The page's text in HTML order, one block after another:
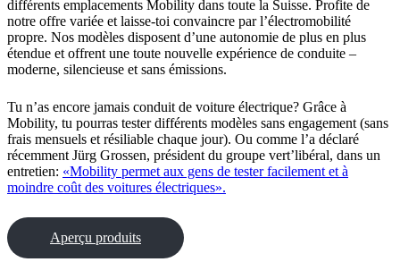
différents emplacements Mobility dans toute la Suisse. Profite de
notre offre variée et laisse-toi convaincre par l’électromobilité
propre. Nos modèles disposent d’une autonomie de plus en plus
étendue et offrent une toute nouvelle expérience de conduite –
moderne, silencieuse et sans émissions.
Tu n’as encore jamais conduit de voiture électrique? Grâce à
Mobility, tu pourras tester différents modèles sans engagement (sans
frais mensuels et résiliable chaque jour). Ou comme l’a déclaré
récemment Jürg Grossen, président du groupe vert’libéral, dans un
entretien: «Mobility permet aux gens de tester facilement et à
moindre coût des voitures électriques».
Aperçu produits